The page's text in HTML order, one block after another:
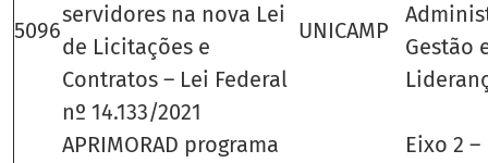
5096
servidores na nova Lei
de Licitações e
Contratos – Lei Federal
nº 14.133/2021
UNICAMP
Gestão
APRIMORAD programa Eixo 2